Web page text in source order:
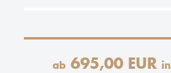
ab 695,00 EUR